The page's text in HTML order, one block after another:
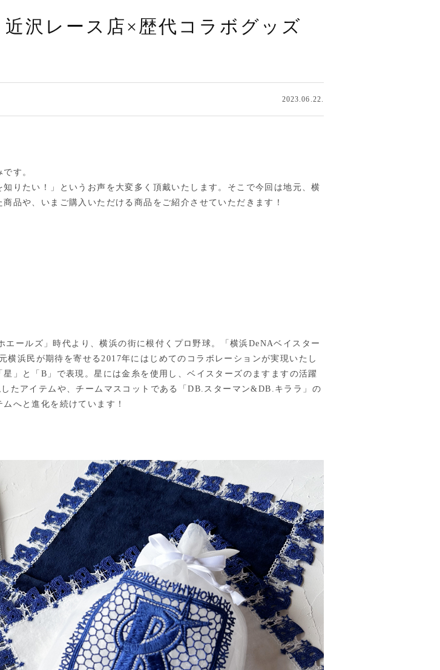
沢レース店×歴代コラボグッズ
2023.06.22.
す。
りたい！」というお声を大変多く頂戴いたします。そこで今回は地元、横
品や、いまご購入いただける商品をご紹介させていただきます！
ールズ」時代より、横浜の街に根付くプロ野球。「横浜DeNAベイスター
横浜民が期待を寄せる2017年にはじめてのコラボレーションが実現いたし
」と「B」で表現。星には金糸を使用し、ベイスターズのますますの活躍
たアイテムや、チームマスコットである「DB.スターマン&DB.キララ」の
へと進化を続けています！